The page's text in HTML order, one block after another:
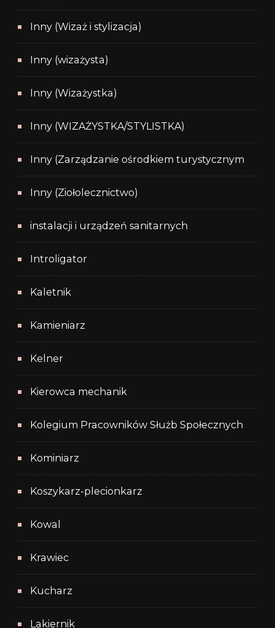
Inny (Wizaż i stylizacja)
Inny (wizażysta)
Inny (Wizażystka)
Inny (WIZAŻYSTKA/STYLISTKA)
Inny (Zarządzanie ośrodkiem turystycznym
Inny (Ziołolecznictwo)
instalacji i urządzeń sanitarnych
Introligator
Kaletnik
Kamieniarz
Kelner
Kierowca mechanik
Kolegium Pracowników Służb Społecznych
Kominiarz
Koszykarz-plecionkarz
Kowal
Krawiec
Kucharz
Lakiernik